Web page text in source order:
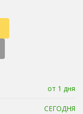
от 1 дня
СЕГОДНЯ